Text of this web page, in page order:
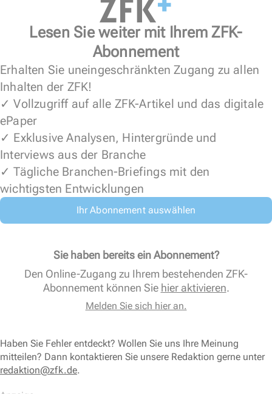
Lesen Sie weiter mit Ihrem ZFK-
Abonnement
Erhalten Sie uneingeschränkten Zugang zu allen
Inhalten der ZFK!
✓ Vollzugriff auf alle ZFK-Artikel und das digitale
ePaper
✓ Exklusive Analysen, Hintergründe und
Interviews aus der Branche
✓ Tägliche Branchen-Briefings mit den
wichtigsten Entwicklungen
Ihr Abonnement auswählen
Sie haben bereits ein Abonnement?
Den Online-Zugang zu Ihrem bestehenden ZFK-
Abonnement können Sie hier aktivieren.
Melden Sie sich hier an.
Haben Sie Fehler entdeckt? Wollen Sie uns Ihre Meinung
mitteilen? Dann kontaktieren Sie unsere Redaktion gerne unter
redaktion@zfk.de.